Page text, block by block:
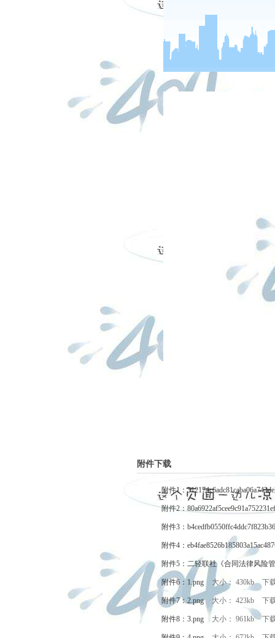
附件下载
附件1：
附件2：
附件3：
附件4：
附件5：二轻联社《合同法律风险
附件6：1.png 大小： 430kb 下
附件7：2.png 大小： 423kb 下
附件8：3.png 大小： 961kb 下